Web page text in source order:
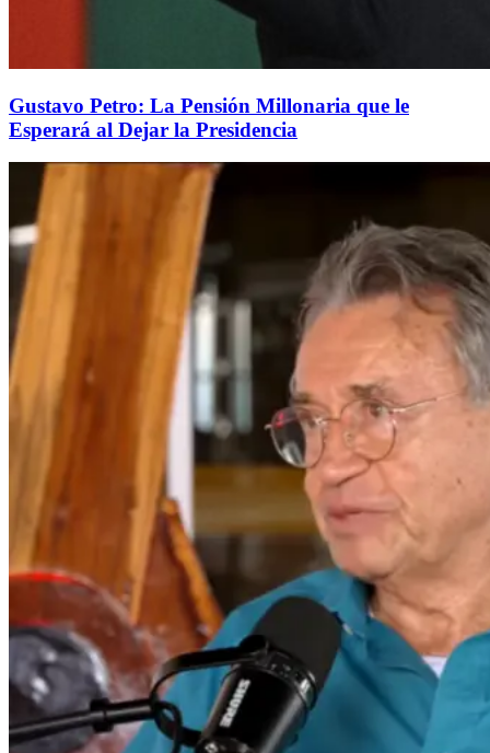
Gustavo Petro: La Pensión Millonaria que le
Esperará al Dejar la Presidencia